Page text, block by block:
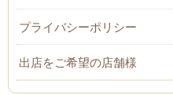
プライバシーポリシー
出店をご希望の店舗様